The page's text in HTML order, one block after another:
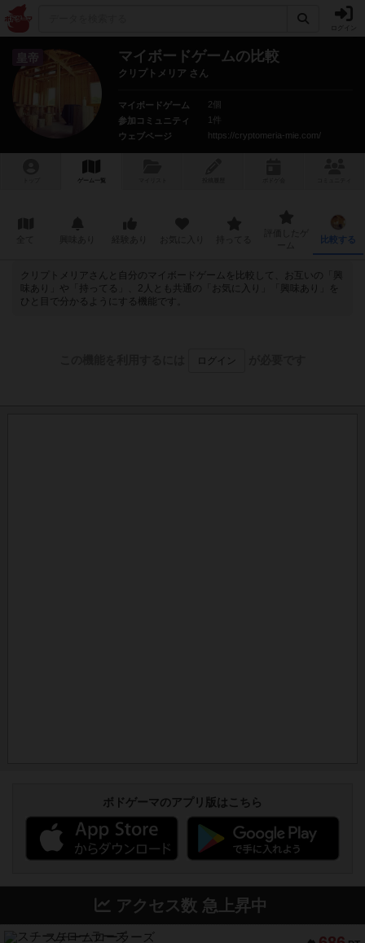
皇帝 マイボードゲームの比較
クリプトメリア さん
マイボードゲーム
2個
参加コミュニティ
1件
ウェブページ
https://cryptomeria-mie.com/
ゲーム一覧
比較する
クリプトメリアさんと自分のマイボードゲームを比較して、お互いの「興
味あり」や「持ってる」、2人とも共通の「お気に入り」「興味あり」を
ひと目で分かるようにする機能です。
ログイン
ボドゲーマのアプリ版はこちら
アクセス数 急上昇中
スチームローラーズ